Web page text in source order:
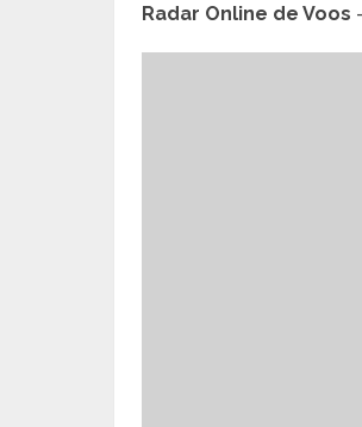
Radar Online de Voos